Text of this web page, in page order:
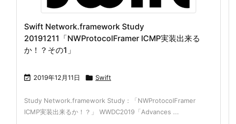
Swift Network.framework Study
20191211「NWProtocolFramer ICMP実装出来る
か！？その1」
 2019年12月11日  Swift
Study Network.framework Study：「NWProtocolFramer
ICMP実装出来るか！？」 WWDC2019「Advances ...